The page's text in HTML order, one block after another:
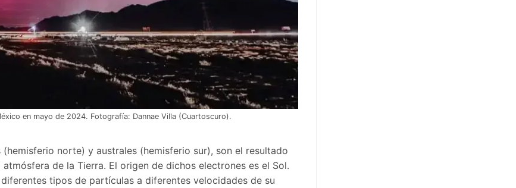
en mayo de 2024. Fotografía: Dannae Villa (Cuartoscuro).
norte) y australes (hemisferio sur), son el resultado
de la Tierra. El origen de dichos electrones es el Sol.
tipos de partículas a diferentes velocidades de su